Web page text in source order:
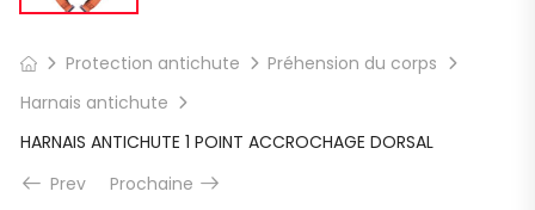
Protection antichute
Préhension du corps
Harnais antichute
HARNAIS ANTICHUTE 1 POINT ACCROCHAGE DORSAL
Prev
Prochaine